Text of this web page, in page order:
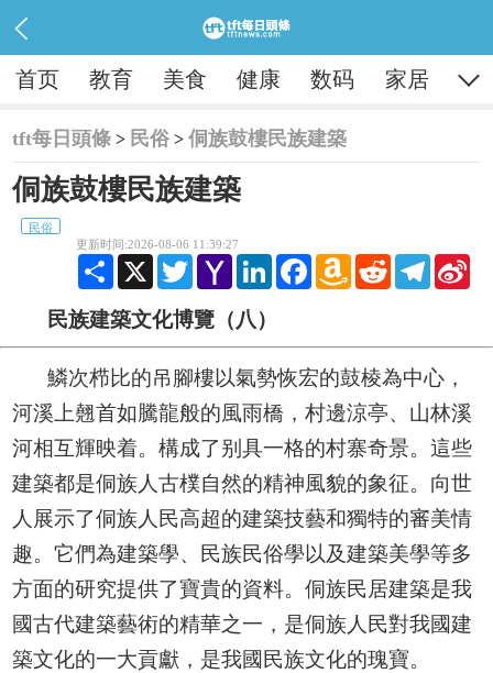

首页 教育 美食 健康 数码 家居
tft每日頭條 > 民俗 >侗族鼓樓民族建築
侗族鼓樓民族建築
民俗
更新时间:2026-08-06 11:39:27
Share
Twitter
Yahoo
Mail
LinkedIn Facebook Amazon
Wish
Reddit Telegram
民族建築文化博覽（八）
鱗次栉比的吊腳樓以氣勢恢宏的鼓棱為中心，
河溪上翹首如騰龍般的風雨橋，村邊涼亭、山林溪
河相互輝映着。構成了别具一格的村寨奇景。這些
建築都是侗族人古樸自然的精神風貌的象征。向世
人展示了侗族人民高超的建築技藝和獨特的審美情
趣。它們為建築學、民族民俗學以及建築美學等多
方面的研究提供了寶貴的資料。侗族民居建築是我
國古代建築藝術的精華之一，是侗族人民對我國建
築文化的一大貢獻，是我國民族文化的瑰寶。